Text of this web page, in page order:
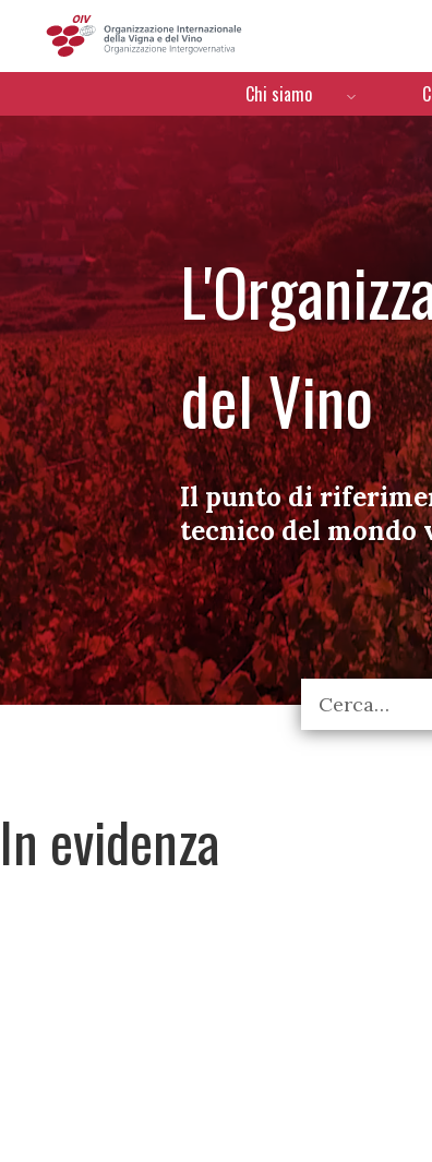
Menú de
Chi siamo
del Vino
Il punto di
tecnico del
In evidenza